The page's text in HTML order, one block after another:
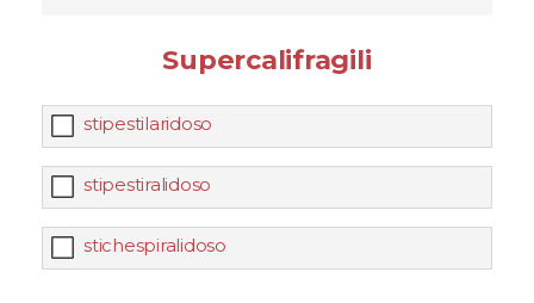
Supercalifragili
stipestilaridoso
stipestiralidoso
stichespiralidoso